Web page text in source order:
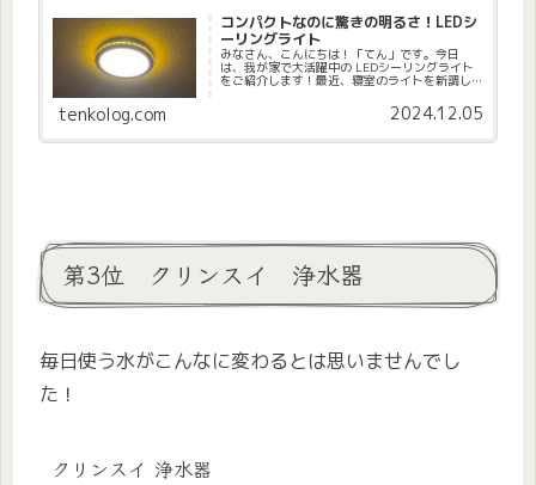
コンパクトなのに驚きの明るさ！LEDシ
ーリングライト
みなさん、こんにちは！「てん」です。今日
は、我が家で大活躍中の LEDシーリングライト
をご紹介します！最近、寝室のライトを新調し
たのですが、これが本当に良かったんです！以
前は紐で引っ張るタイプのライトを使っていた
tenkolog.com 2024.12.05
第3位 クリンスイ 浄水器
毎日使う水がこんなに変わるとは思いませんでし
た！
クリンスイ 浄水器